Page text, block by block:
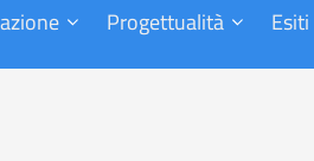
Progettualità Esiti